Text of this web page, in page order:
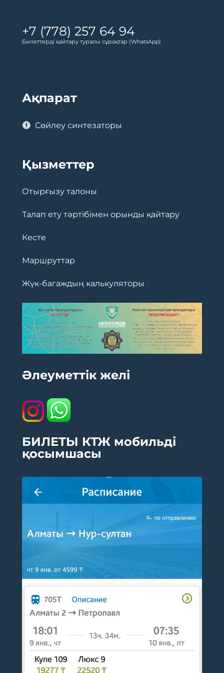
+7 (778) 257 64 94
Билеттерді қайтару туралы сұрақтар (WhatsApp)
Ақпарат
Сөйлеу синтезаторы
Қызметтер
Отырғызу талоны
Талап ету тәртібімен орынды қайтару
Кесте
Маршруттар
Жүк-багаждың калькуляторы
Әлеуметтік желі
БИЛЕТЫ КТЖ мобильді
қосымшасы